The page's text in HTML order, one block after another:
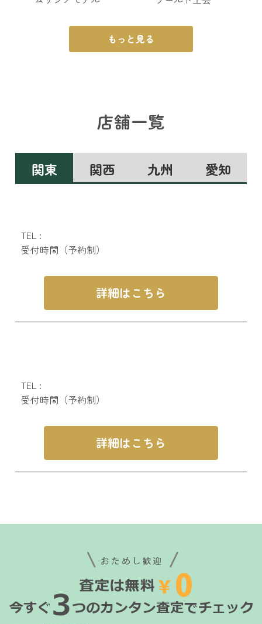
もっと見る
店舗一覧
関東 関西 九州 愛知
TEL :
受付時間（予約制）
詳細はこちら
TEL :
受付時間（予約制）
詳細はこちら